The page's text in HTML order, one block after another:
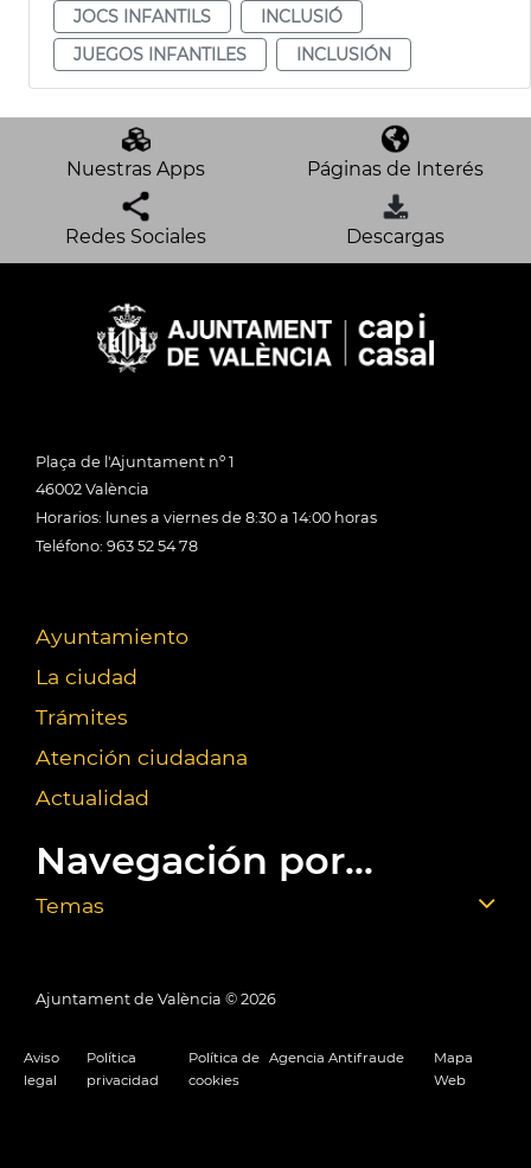
JOCS INFANTILS
INCLUSIÓ
JUEGOS INFANTILES
INCLUSIÓN
Nuestras Apps Páginas de Interés
Redes Sociales Descargas
Plaça de l'Ajuntament nº 1
46002 València
Horarios: lunes a viernes de 8:30 a 14:00 horas
Teléfono: 963 52 54 78
Ayuntamiento
La ciudad
Trámites
Atención ciudadana
Actualidad
Navegación por...
Temas
Ajuntament de València © 2026
Aviso
legal
Política
privacidad
Política de
cookies
Agencia Antifraude
Mapa
Web